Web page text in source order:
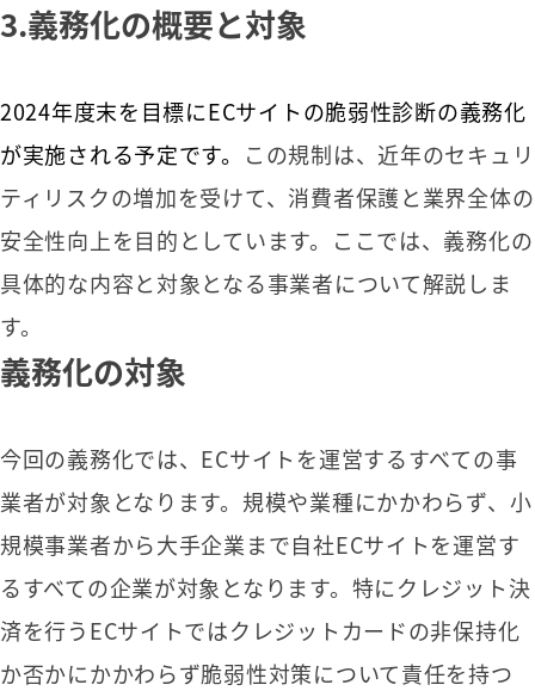
3.義務化の概要と対象
2024年度末を目標にECサイトの脆弱性診断の義務化
が実施される予定です。 この規制は、近年のセキュリ
ティリスクの増加を受けて、消費者保護と業界全体の
安全性向上を目的としています。ここでは、義務化の
具体的な内容と対象となる事業者について解説しま
す。
義務化の対象
今回の義務化では、ECサイトを運営するすべての事
業者が対象となります。規模や業種にかかわらず、小
規模事業者から大手企業まで自社ECサイトを運営す
るすべての企業が対象となります。特にクレジット決
済を行うECサイトではクレジットカードの非保持化
か否かにかかわらず脆弱性対策について責任を持つ